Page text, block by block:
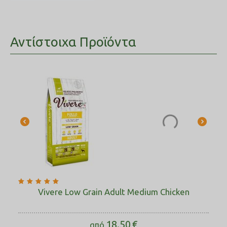
Αντίστοιχα Προϊόντα
Vivere Low Grain Adult Medium Chicken
από 18.50€